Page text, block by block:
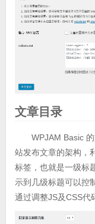
文章目录
WPJAM Basic
站发布文章的架构，
标签，也就是一级标
示到几级标题可以控
通过调整JS及CSS代